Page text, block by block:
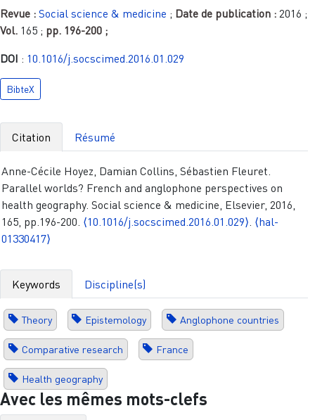
Revue : Social science & medicine ; Date de publication : 2016 ;
Vol. 165 ; pp. 196-200 ;
DOI : 10.1016/j.socscimed.2016.01.029
BibteX
Citation Résumé
Anne-Cécile Hoyez, Damian Collins, Sébastien Fleuret.
Parallel worlds? French and anglophone perspectives on
health geography. Social science & medicine, Elsevier, 2016,
165, pp.196-200. ⟨10.1016/j.socscimed.2016.01.029⟩ ⟨hal-
01330417⟩
Keywords Discipline(s)
Theory Epistemology Anglophone countries
Comparative research France
Health geography
Avec les mêmes mots-clefs